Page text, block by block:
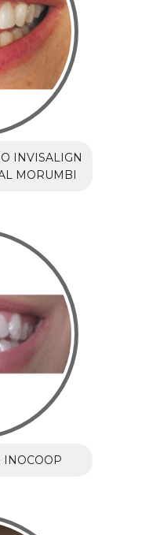
INVISALIGN
MORUMBI
INOCOOP